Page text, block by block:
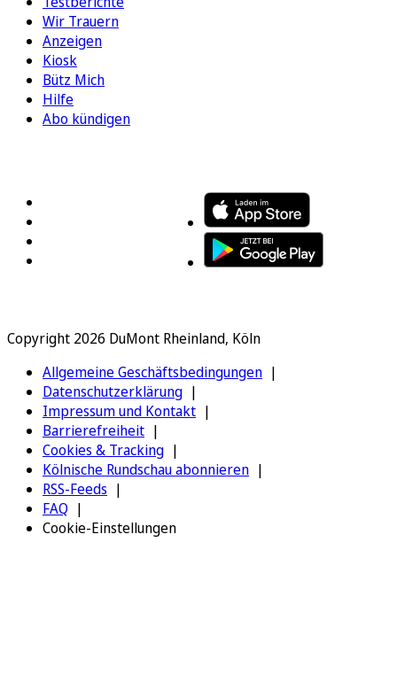
Wir Trauern
Anzeigen
Kiosk
Bütz Mich
Hilfe
Abo kündigen
Copyright 2026 DuMont Rheinland, Köln
Allgemeine Geschäftsbedingungen
Datenschutzerklärung
Impressum und Kontakt
Barrierefreiheit
Cookies & Tracking
Kölnische Rundschau abonnieren
RSS-Feeds
FAQ
Cookie-Einstellungen